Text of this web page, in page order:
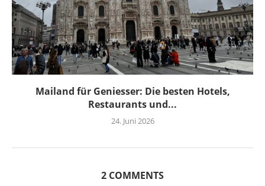
Mailand für Geniesser: Die besten Hotels,
Restaurants und...
24. Juni 2026
2 COMMENTS